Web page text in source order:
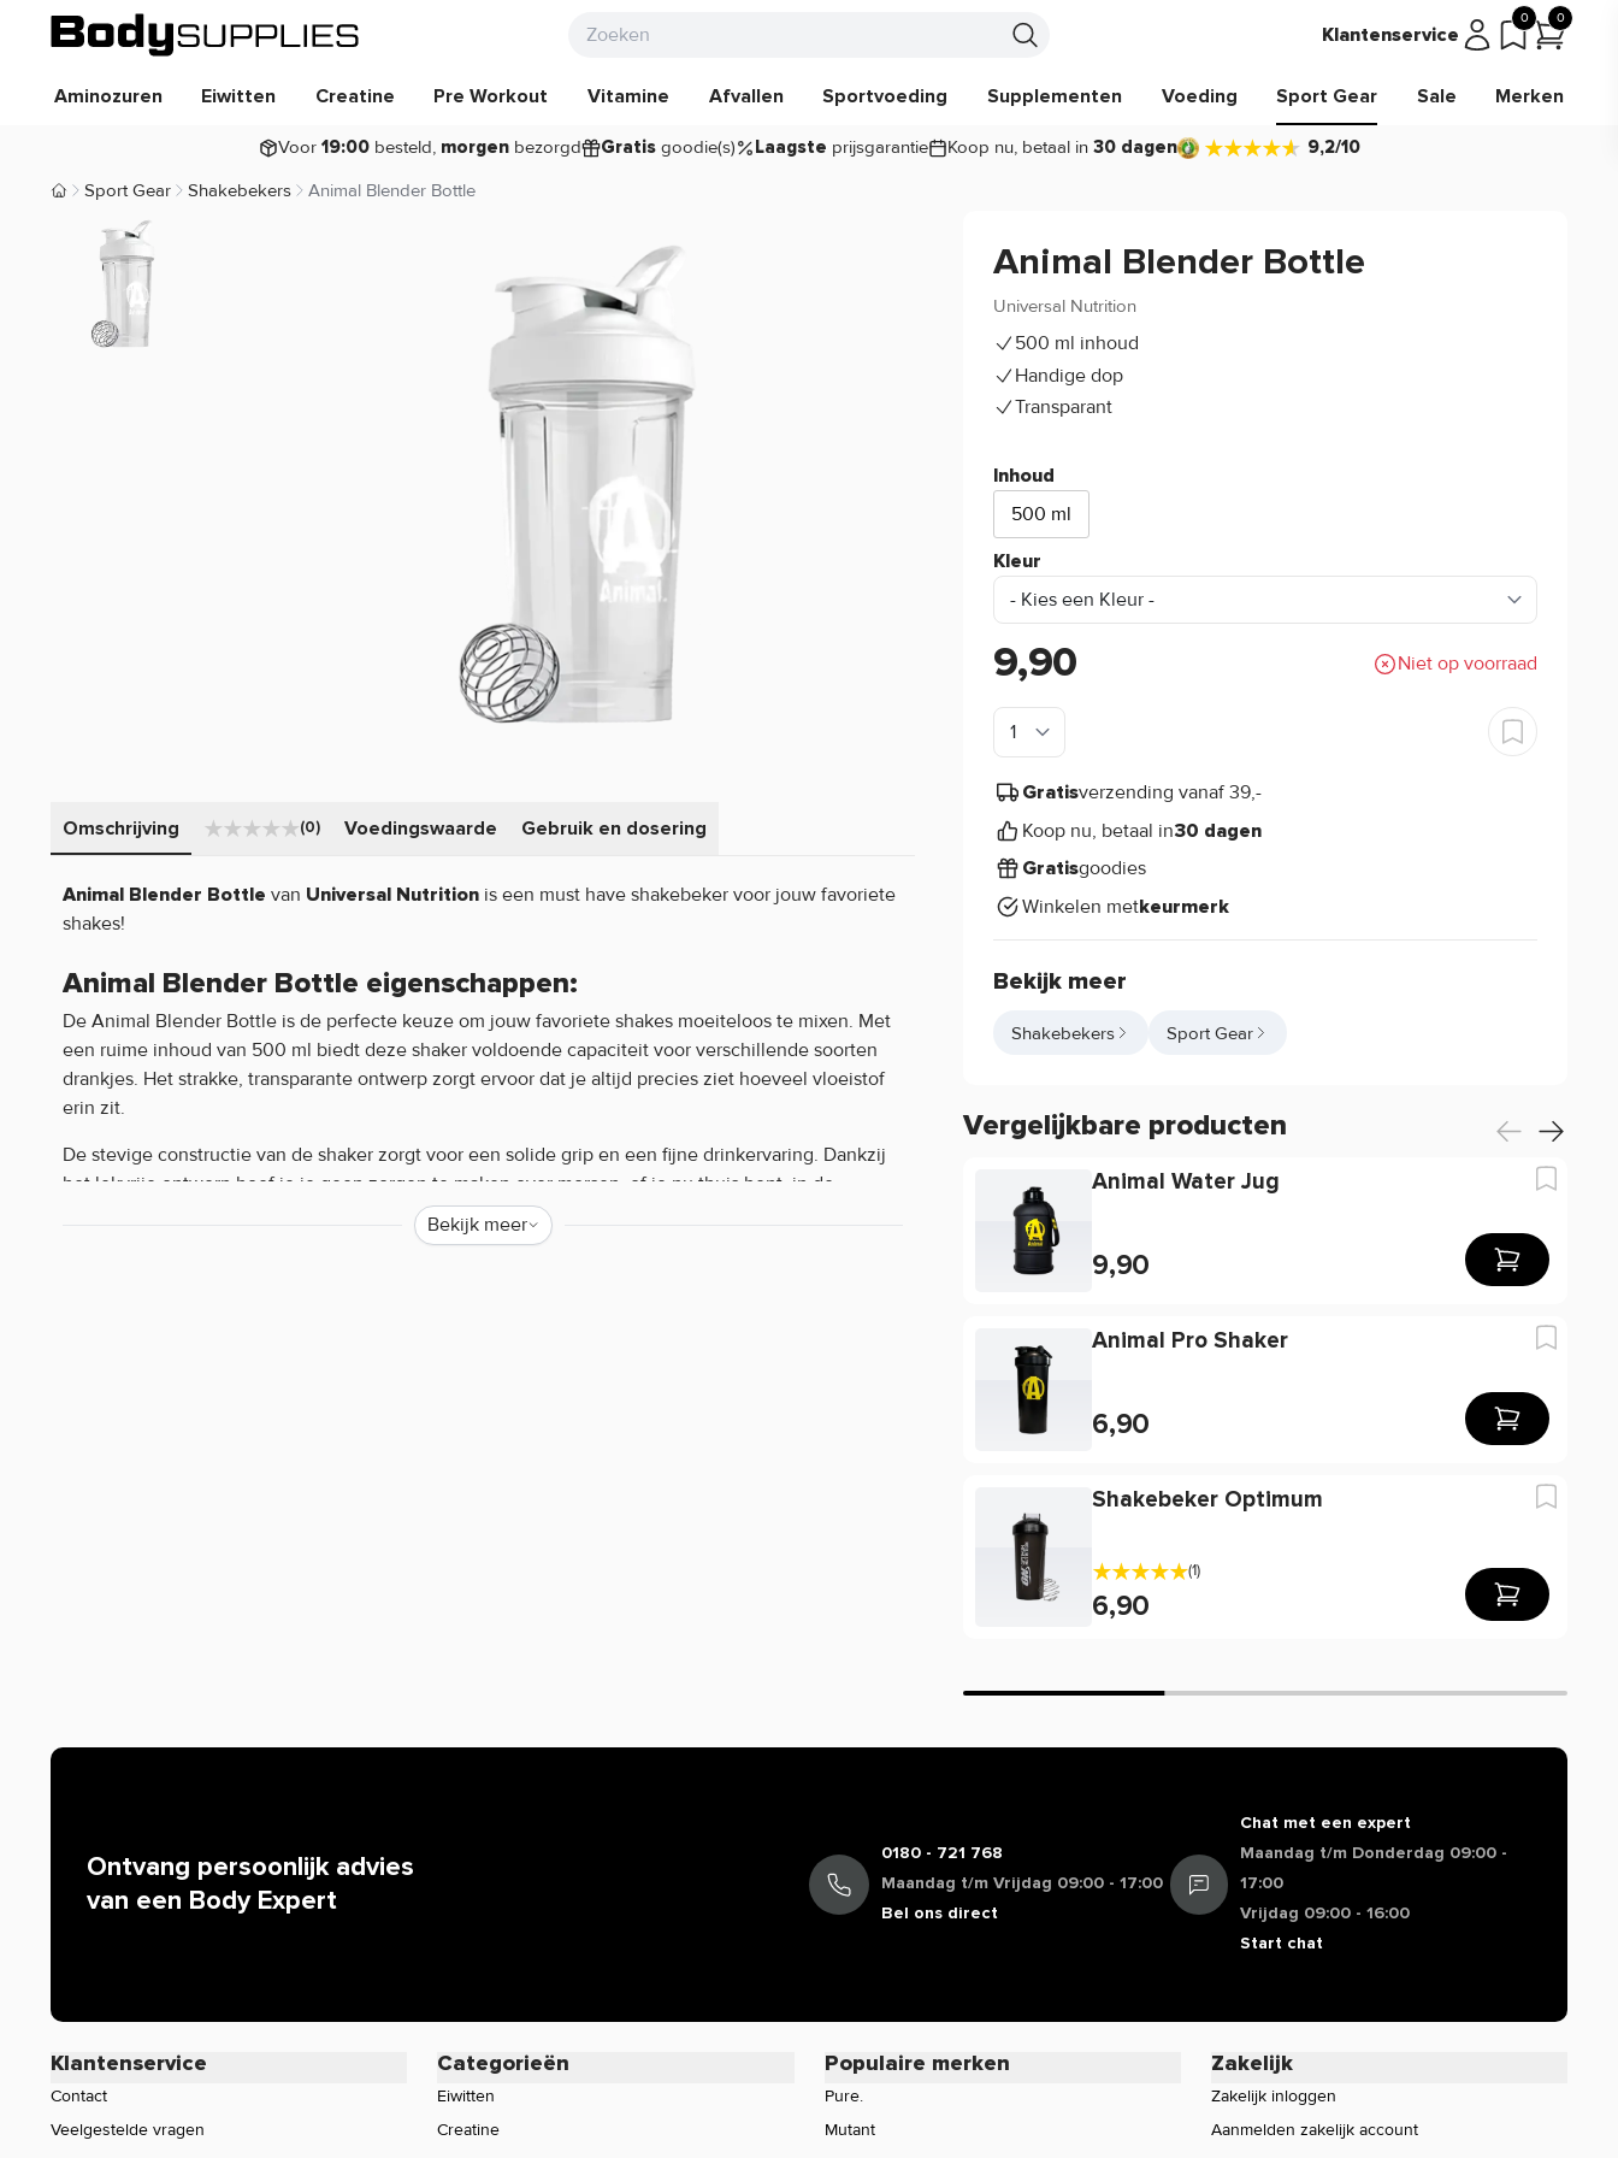
Klantenservice
0 0
Aminozuren Eiwitten Creatine Pre Workout Vitamine Afvallen Sportvoeding Supplementen Voeding Sport Gear Sale Merken
Voor 19:00besteld, morgenbezorgd Gratisgoodie(s) Laagste prijsgarantie Koop nu, betaal in 30 dagen 9,2/10
Body Supplies | Sportvoeding en Supplementen
Sport Gear Shakebekers Animal Blender Bottle
Animal Blender Bottle
Universal Nutrition
500 ml inhoud
Handige dop
Transparant
Inhoud
500 ml
Kleur
9,90 Niet op voorraad
Gratisverzending vanaf 39,-
Koop nu, betaal in30 dagen
Gratisgoodies
Winkelen metkeurmerk
Bekijk meer
Shakebekers Sport Gear
Vergelijkbare producten
Animal Water Jug
9,90
Animal Pro Shaker
6,90
Shakebeker Optimum
(1)
6,90
Omschrijving (0) Voedingswaarde Gebruik en dosering
Animal Blender Bottle van Universal Nutrition is een must have shakebeker voor jouw favoriete
shakes!
Animal Blender Bottle eigenschappen:
De Animal Blender Bottle is de perfecte keuze om jouw favoriete shakes moeiteloos te mixen. Met
een ruime inhoud van 500 ml biedt deze shaker voldoende capaciteit voor verschillende soorten
drankjes. Het strakke, transparante ontwerp zorgt ervoor dat je altijd precies ziet hoeveel vloeistof
erin zit.
De stevige constructie van de shaker zorgt voor een solide grip en een fijne drinkervaring. Dankzij
het lekvrije ontwerp hoef je je geen zorgen te maken over morsen, of je nu thuis bent, in de
sportschool of onderweg. De deksel sluit stevig af en is eenvoudig te openen, terwijl het handige
hengsel zorgt voor extra draaggemak. Bovendien bevat de shaker een shakebal, die helpt om
levering.
Bekijk meer
Ontvang persoonlijk advies
van een Body Expert
0180 - 721 768
Maandag t/m Vrijdag 09:00 - 17:00
Bel ons direct
Chat met een expert
Maandag t/m Donderdag 09:00 -
17:00
Vrijdag 09:00 - 16:00
Start chat
Klantenservice
Contact
Veelgestelde vragen
Categorieën
Eiwitten
Creatine
Populaire merken
Pure.
Mutant
Zakelijk
Zakelijk inloggen
Aanmelden zakelijk account